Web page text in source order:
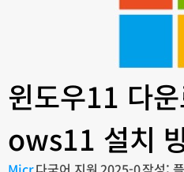
윈도우11 다
ows11 설치